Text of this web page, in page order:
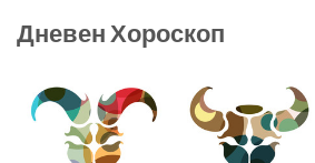
Дневен Хороскоп